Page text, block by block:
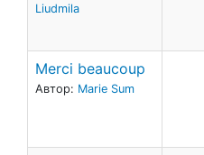
Liudmila
Merci beaucoup
Автор: Marie Sum